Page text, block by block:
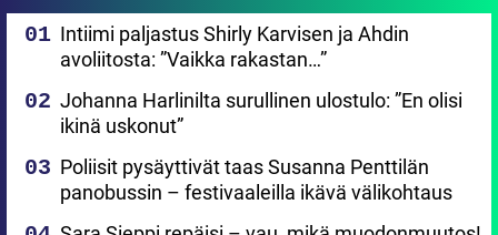
Intiimi paljastus Shirly Karvisen ja Ahdin
avoliitosta: ”Vaikka rakastan…”
Johanna Harlinilta surullinen ulostulo: ”En olisi
ikinä uskonut”
Poliisit pysäyttivät taas Susanna Penttilän
panobussin – festivaaleilla ikävä välikohtaus